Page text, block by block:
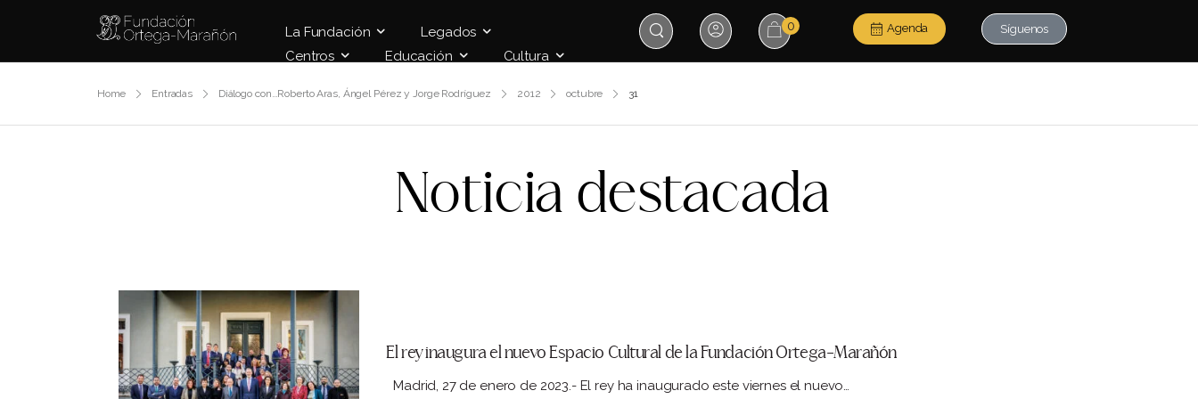
La Fundación
Legados
Centros
Educación Cultura
0 Agenda Síguenos
Home Entradas Diálogo con…Roberto Aras, Ángel Pérez y Jorge Rodríguez 2012 octubre 31
Noticia destacada
El rey inaugura el nuevo Espacio Cultural de la Fundación Ortega-Marañón
Madrid, 27 de enero de 2023.- El rey ha inaugurado este viernes el nuevo…